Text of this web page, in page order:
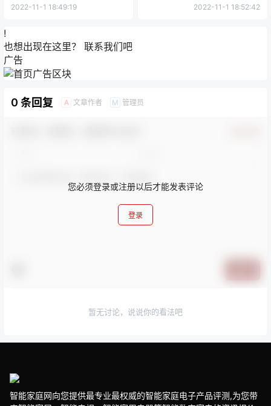
2022-11-1 18:49:19 2022-11-1 18:52:42
!
也想出现在这里？ 联系我们吧
广告
0 条回复 A 文章作者 M 管理员
您必须登录或注册以后才能发表评论
登录
暂无讨论，说说你的看法吧
智能家庭网向您提供最专业最权威的智能家庭电子产品评测,为您带